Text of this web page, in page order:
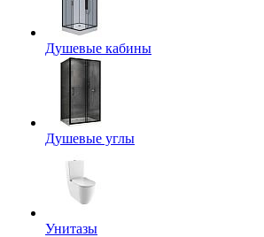
Душевые кабины
Душевые углы
Унитазы